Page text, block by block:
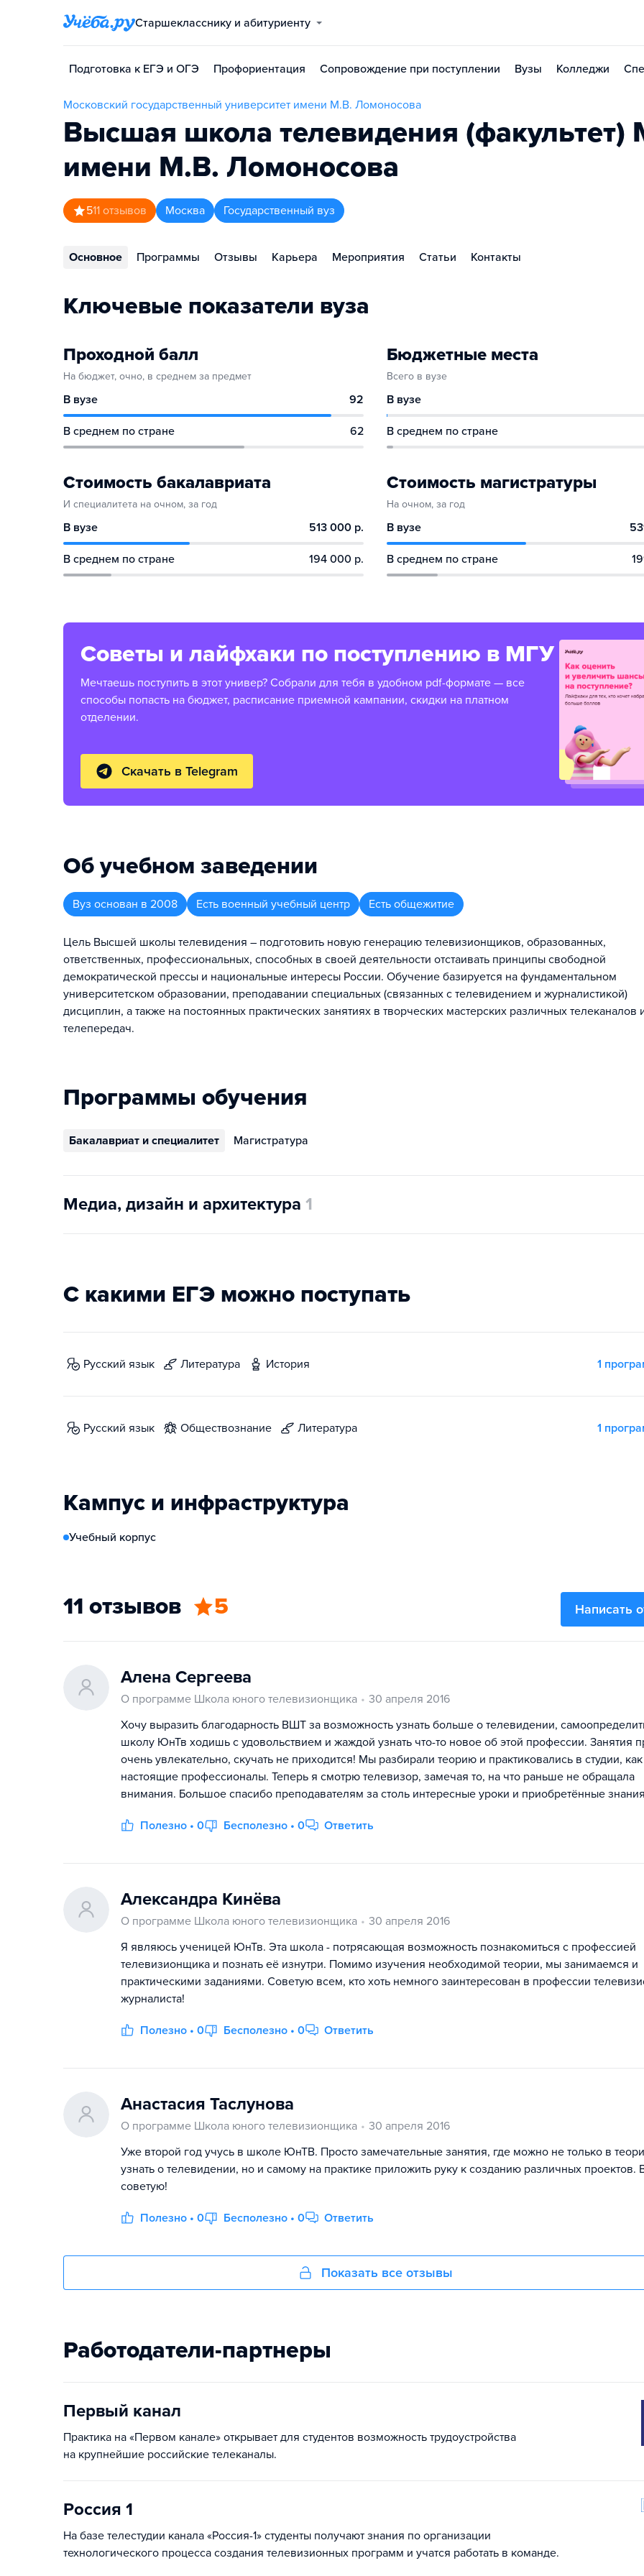
Старшекласснику и абитуриенту
Подготовка к ЕГЭ и ОГЭ Профориентация Сопровождение при поступлении Вузы Колледжи
Московский государственный университет имени М.В. Ломоносова
Высшая школа телевидения (факультет)
имени М.В. Ломоносова
511 отзывов Москва Государственный вуз
Основное Программы Отзывы Карьера Мероприятия Статьи Контакты
Ключевые показатели вуза
Проходной балл
На бюджет, очно, в среднем за предмет
В вузе 92
В среднем по стране 62
Бюджетные места
Всего в вузе
В вузе
В среднем по стране
Стоимость бакалавриата
И специалитета на очном, за год
В вузе 513 000 р.
В среднем по стране 194 000 р.
Стоимость магистратуры
На очном, за год
В вузе
В среднем по стране
Советы и лайфхаки по поступлению в МГУ
Мечтаешь поступить в этот универ? Собрали для тебя в удобном pdf-формате — все
способы попасть на бюджет, расписание приемной кампании, скидки на платном
отделении.
Скачать в Telegram
Об учебном заведении
Вуз основан в 2008 Есть военный учебный центр Есть общежитие
Цель Высшей школы телевидения – подготовить новую генерацию телевизионщиков, образованных,
ответственных, профессиональных, способных в своей деятельности отстаивать принципы свободной
демократической прессы и национальные интересы России. Обучение базируется на фундаментальном
университетском образовании, преподавании специальных (связанных с телевидением и журналистикой)
дисциплин, а также на постоянных практических занятиях в творческих мастерских различных телеканалов
телепередач.
Программы обучения
Бакалавриат и специалитет Магистратура
Медиа, дизайн и архитектура 1
С какими ЕГЭ можно поступать
русский язык литература история 1
русский язык обществознание литература 1
Кампус и инфраструктура
Учебный корпус
11 отзывов 5 Написать
Алена Сергеева
О программе Школа юного телевизионщика
30 апреля 2016
Хочу выразить благодарность ВШТ за возможность узнать больше о телевидении,
школу ЮнТв ходишь с удовольствием и жаждой узнать что-то новое об этой профессии. Занятия
очень увлекательно, скучать не приходится! Мы разбирали теорию и практиковались в студии, как
настоящие профессионалы. Теперь я смотрю телевизор, замечая то, на что раньше не обращала
внимания. Большое спасибо преподавателям за столь интересные уроки и приобретённые
Полезно • 0 Бесполезно • 0 Ответить
Александра Кинёва
О программе Школа юного телевизионщика
30 апреля 2016
Я являюсь ученицей ЮнТв. Эта школа - потрясающая возможность познакомиться с профессией
телевизионщика и познать её изнутри. Помимо изучения необходимой теории, мы занимаемся и
практическими заданиями. Советую всем, кто хоть немного заинтересован в профессии
журналиста!
Полезно • 0 Бесполезно • 0 Ответить
Анастасия Таслунова
О программе Школа юного телевизионщика
30 апреля 2016
Уже второй год учусь в школе ЮнТВ. Просто замечательные занятия, где можно не только в
узнать о телевидении, но и самому на практике приложить руку к созданию различных проектов.
советую!
Полезно • 0 Бесполезно • 0 Ответить
Показать все отзывы
Работодатели-партнеры
Первый канал
Практика на «Первом канале» открывает для студентов возможность трудоустройства
на крупнейшие российские телеканалы.
Россия 1
На базе телестудии канала «Россия-1» студенты получают знания по организации
технологического процесса создания телевизионных программ и учатся работать в команде.